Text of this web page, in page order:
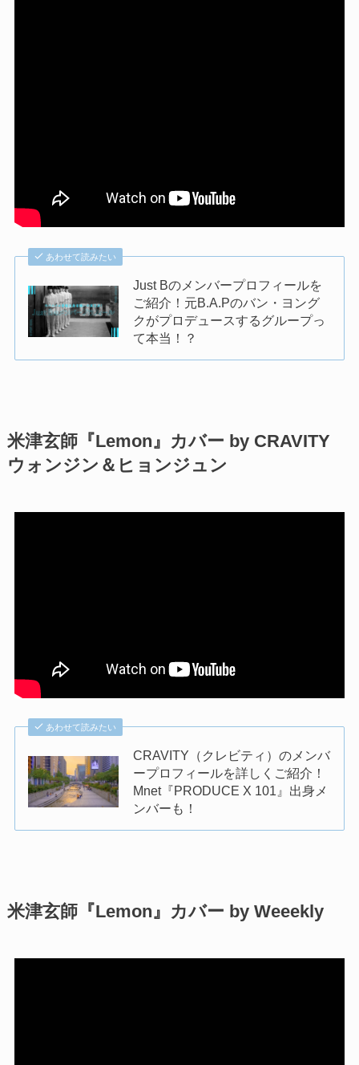
あわせて読みたい
Just Bのメンバープロフィールを
ご紹介！元B.A.Pのバン・ヨング
クがプロデュースするグループっ
て本当！？
米津玄師『Lemon』カバー by CRAVITY
ウォンジン＆ヒョンジュン
あわせて読みたい
CRAVITY（クレビティ）のメンバ
ープロフィールを詳しくご紹介！
Mnet『PRODUCE X 101』出身メ
ンバーも！
米津玄師『Lemon』カバー by Weeekly